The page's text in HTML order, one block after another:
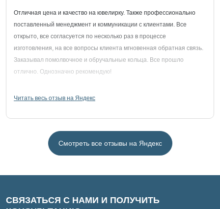
Отличная цена и качество на ювелирку. Также профессионально
поставленный менеджмент и коммуникации с клиентами. Все
открыто, все согласуется по несколько раз в процессе
изготовления, на все вопросы клиента мгновенная обратная связь.
Заказывал помолвочное и обручальные кольца. Все прошло
отлично. Однозначно рекомендую!
Читать весь отзыв на Яндекс
Смотреть все отзывы на Яндекс
СВЯЗАТЬСЯ С НАМИ И ПОЛУЧИТЬ